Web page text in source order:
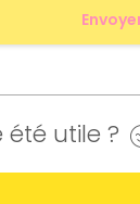
utile ?